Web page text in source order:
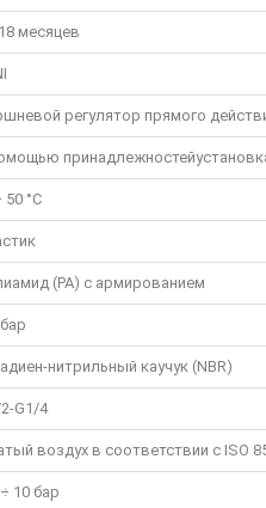
месяцев
регулятор прямого
50 °C
(PA) с армированием
нитрильный каучук (NBR)
G1/4
воздух в соответствии с ISO
10 бар